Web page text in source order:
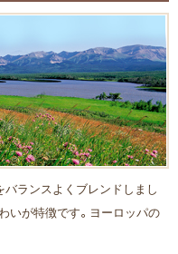
ランスよくブレンドしまし
いが特徴です。ヨーロッパの